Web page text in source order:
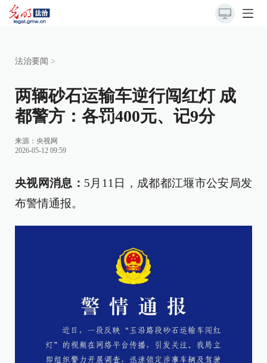
法治要闻 >
两辆砂石运输车逆行闯红灯 成
都警方：各罚400元、记9分
来源： 央视网
2026-05-12 09:59
央视网消息： 5月11日，成都都江堰市公安局发
布警情通报。